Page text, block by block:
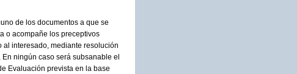
de los documentos a que se
o acompañe los preceptivos
interesado, mediante resolución
ningún caso será subsanable el
Evaluación prevista en la base